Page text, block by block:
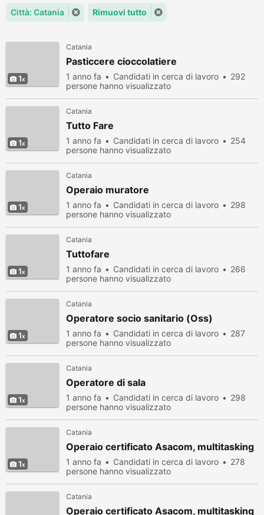
Città: Catania Rimuovi tutto
1
Catania
Pasticcere cioccolatiere
1 anno fa Candidati in cerca di lavoro
292
persone hanno visualizzato
1
Catania
Tutto Fare
1 anno fa Candidati in cerca di lavoro
254
persone hanno visualizzato
1
Catania
Operaio muratore
1 anno fa Candidati in cerca di lavoro
298
persone hanno visualizzato
1
Catania
Tuttofare
1 anno fa Candidati in cerca di lavoro
266
persone hanno visualizzato
1
Catania
Operatore socio sanitario (Oss)
1 anno fa Candidati in cerca di lavoro
287
persone hanno visualizzato
1
Catania
Operatore di sala
1 anno fa Candidati in cerca di lavoro
298
persone hanno visualizzato
1
Catania
Operaio certificato Asacom, multitasking
1 anno fa Candidati in cerca di lavoro
278
persone hanno visualizzato
Catania
Operaio certificato Asacom, multitasking